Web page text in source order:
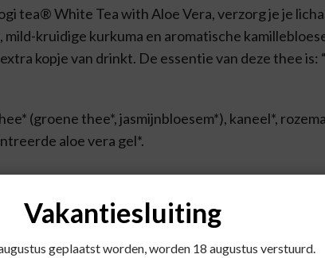
tea® White Tea with Aloe Vera, verzorg je je
kruidige kurkuma en aromatische
kopje van drinkt. De essentie van deze thee is:
(groene thee*, jasmijnbloesem*), kaneel*,
aloe vera gel*.
of langer voor een sterkere smaak. Voeg naar
Vakantiesluiting
geplaatst worden, worden 18 augustus verstuurd.